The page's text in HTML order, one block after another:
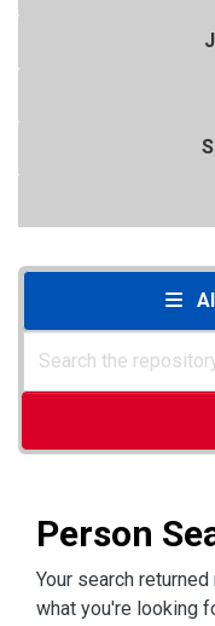
Person
Your search
what you're looking